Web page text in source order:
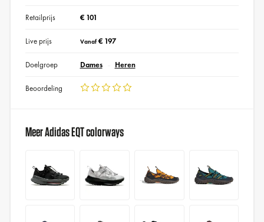
Retailprijs € 101
Live prijs Vanaf€ 197
Doelgroep Dames Heren
Beoordeling
Meer Adidas EQT colorways